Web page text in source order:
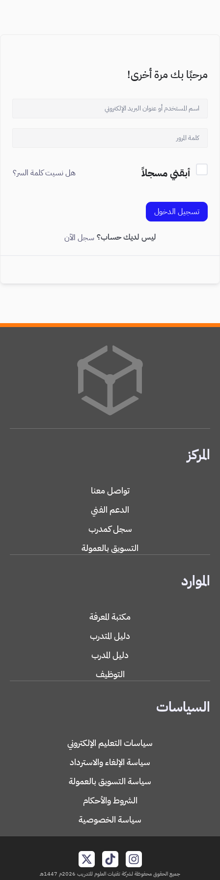
مرحبًا بك مرة أخرى!
أبقني مسجلاً هل نسيت كلمة السر؟
تسجيل الدخول
ليس لديك حساب؟ سجل الآن
المركز
تواصل معنا
الدعم الفني
سجل كمدرب
التسويق بالعمولة
الموارد
مكتبة المعرفة
دليل المتدرب
دليل المدرب
التوظيف
السياسات
سياسات التعليم الإلكتروني
سياسة الإلغاء والاسترداد
سياسة التسويق بالعمولة
الشروط والأحكام
سياسة الخصوصية
جميع الحقوق محفوظة لشركة تقنيات العلوم للتدريب 2026م 1447هـ